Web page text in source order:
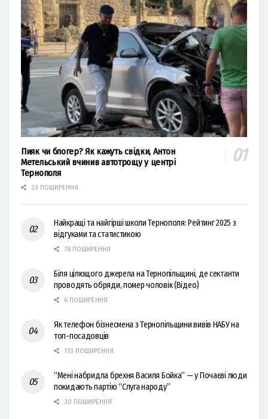
Пияк чи блогер? Як кажуть свідки, Антон
Метельський вчинив автотрощу у центрі
Тернополя
23 ПОШИРЕННЯ
Найкращі та найгірші школи Тернополя: Рейтинг 2025 з
відгуками та статистикою
78 ПОШИРЕННЯ
Біля цілющого джерела на Тернопільщині, де сектанти
проводять обряди, помер чоловік (Відео)
6 ПОШИРЕННЯ
Як телефон бізнесмена з Тернопільщини вивів НАБУ на
топ-посадовців
113 ПОШИРЕННЯ
“Мені набридла брехня Василя Бойка” — у Почаєві люди
покидають партію “Слуга народу”
30 ПОШИРЕННЯ